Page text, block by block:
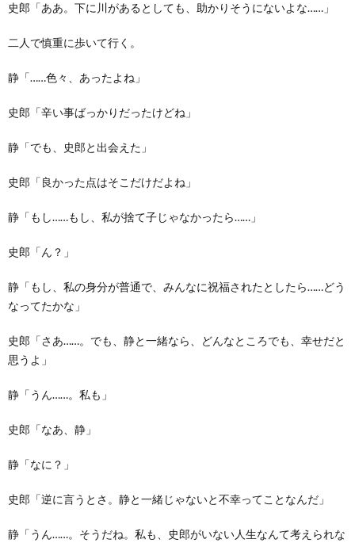
史郎「ああ。下に川があるとしても、助かりそうにないよな……」
二人で慎重に歩いて行く。
静「……色々、あったよね」
史郎「辛い事ばっかりだったけどね」
静「でも、史郎と出会えた」
史郎「良かった点はそこだけだよね」
静「もし……もし、私が捨て子じゃなかったら……」
史郎「ん？」
静「もし、私の身分が普通で、みんなに祝福されたとしたら……どう
なってたかな」
史郎「さあ……。でも、静と一緒なら、どんなところでも、幸せだと
思うよ」
静「うん……。私も」
史郎「なあ、静」
静「なに？」
史郎「逆に言うとさ。静と一緒じゃないと不幸ってことなんだ」
静「うん……。そうだね。私も、史郎がいない人生なんて考えられな